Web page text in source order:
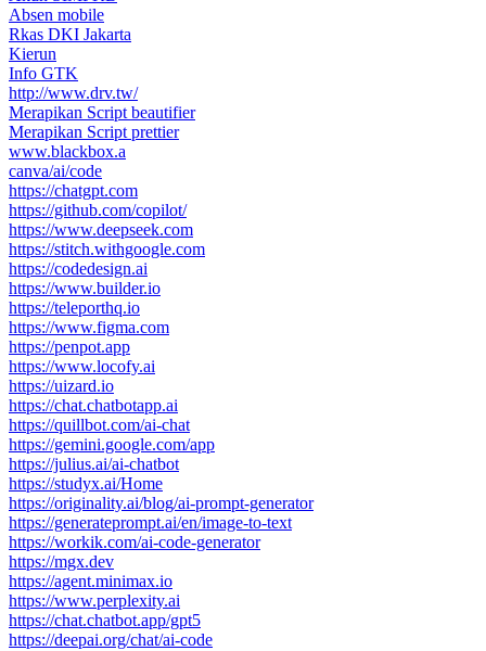
Absen mobile
Rkas DKI Jakarta
Kierun
Info GTK
http://www.drv.tw/
Merapikan Script beautifier
Merapikan Script prettier
www.blackbox.a
canva/ai/code
https://chatgpt.com
https://github.com/copilot/
https://www.deepseek.com
https://stitch.withgoogle.com
https://codedesign.ai
https://www.builder.io
https://teleporthq.io
https://www.figma.com
https://penpot.app
https://www.locofy.ai
https://uizard.io
https://chat.chatbotapp.ai
https://quillbot.com/ai-chat
https://gemini.google.com/app
https://julius.ai/ai-chatbot
https://studyx.ai/Home
https://originality.ai/blog/ai-prompt-generator
https://generateprompt.ai/en/image-to-text
https://workik.com/ai-code-generator
https://mgx.dev
https://agent.minimax.io
https://www.perplexity.ai
https://chat.chatbot.app/gpt5
https://deepai.org/chat/ai-code